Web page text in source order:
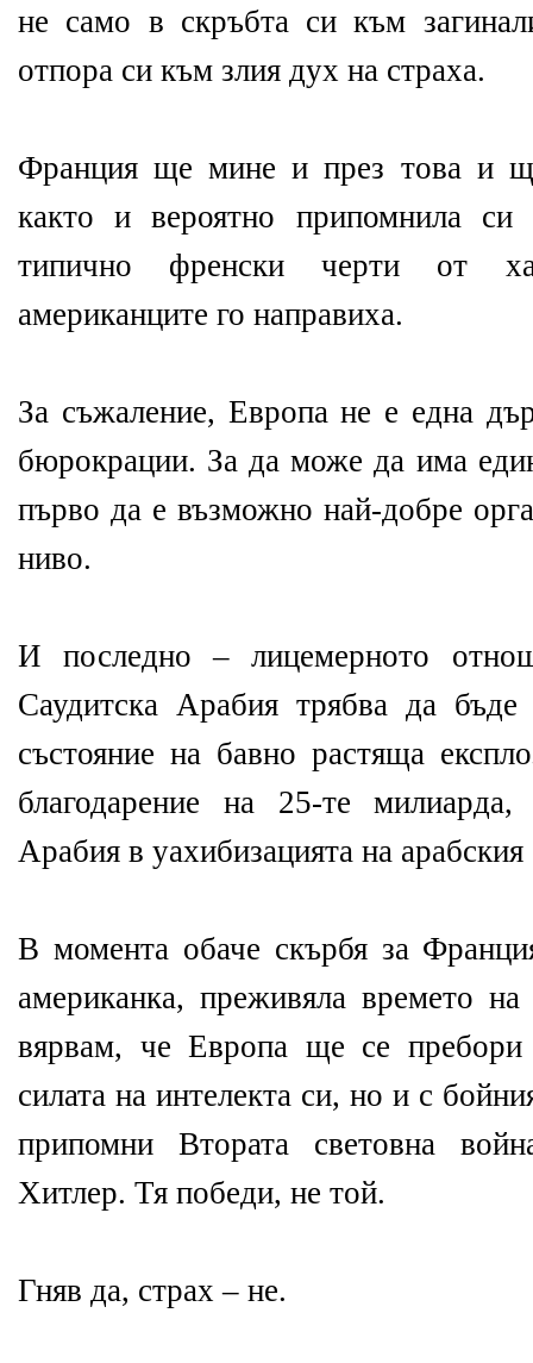
не само в скръбта си към
отпора си към злия дух на страха.
Франция ще мине и през това и
както и вероятно припомнила си
типично френски черти от
американците го направиха.
За съжаление, Европа не е една
бюрокрации. За да може да има
първо да е възможно най-добре
ниво.
И последно – лицемерното
Саудитска Арабия трябва да
състояние на бавно растяща
благодарение на 25-те
Арабия в уахибизацията на арабския
В момента обаче скърбя за
американка, преживяла времето
вярвам, че Европа ще се
силата на интелекта си, но и с
припомни Втората световна
Хитлер. Тя победи, не той.
Гняв да, страх – не.